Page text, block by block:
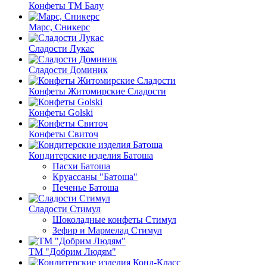
Конфеты ТМ Балу
Марс, Сникерс
Сладости Лукас
Сладости Доминик
Конфеты Житомирские Сладости
Конфеты Golski
Конфеты Свиточ
Кондитерские изделия Батоша
Пасхи Батоша
Круассаны "Батоша"
Печенье Батоша
Сладости Стимул
Шоколадные конфеты Стимул
Зефир и Мармелад Стимул
ТМ "Добрим Людям"